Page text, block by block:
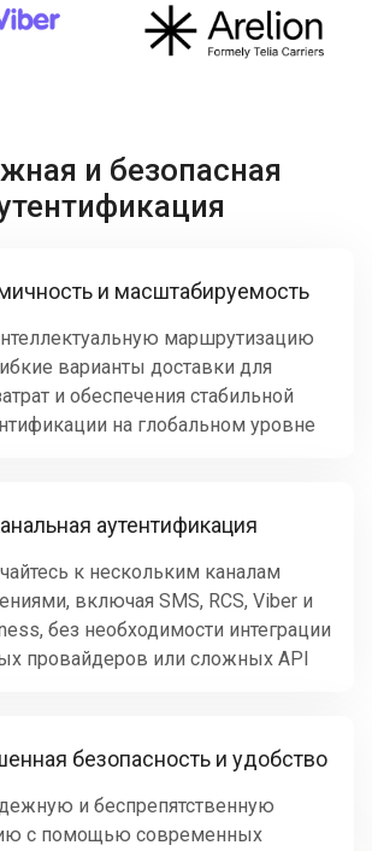
и безопасная
и масштабируемость
маршрутизацию
варианты доставки для
и обеспечения стабильной
на глобальном уровне
аутентификация
к нескольким каналам
включая SMS, RCS, Viber и
без необходимости интеграции
провайдеров или сложных API
безопасность и удобство
и беспрепятственную
с помощью современных